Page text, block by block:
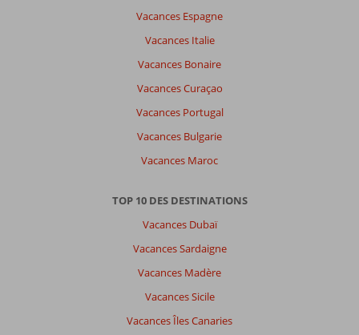
Vacances Espagne
Vacances Italie
Vacances Bonaire
Vacances Curaçao
Vacances Portugal
Vacances Bulgarie
Vacances Maroc
TOP 10 DES DESTINATIONS
Vacances Dubaï
Vacances Sardaigne
Vacances Madère
Vacances Sicile
Vacances Îles Canaries